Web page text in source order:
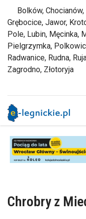
Bolków, Chocianów,
Grębocice, Jawor,
Pole, Lubin, Męcinka,
Pielgrzymka,
Radwanice, Rudna,
Zagrodno, Złotoryja
Chrobry z